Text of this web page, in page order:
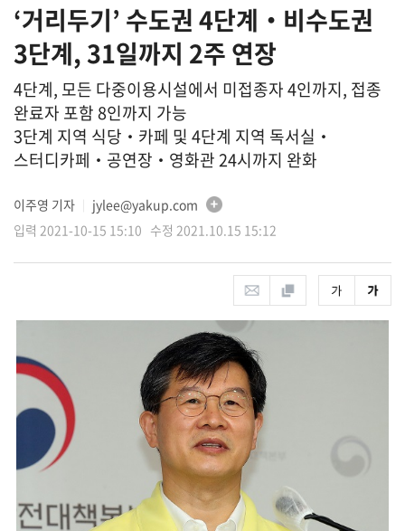
‘거리두기’ 수도권 4단계‧비수도권
3단계, 31일까지 2주 연장
4단계, 모든 다중이용시설에서 미접종자 4인까지, 접종
완료자 포함 8인까지 가능
3단계 지역 식당‧카페 및 4단계 지역 독서실‧
스터디카페‧공연장‧영화관 24시까지 완화
이주영 기자
jylee@yakup.com
입력 2021-10-15 15:10 수정 2021.10.15 15:12